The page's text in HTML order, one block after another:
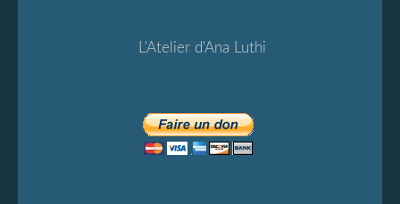
L'Atelier d'Ana Luthi